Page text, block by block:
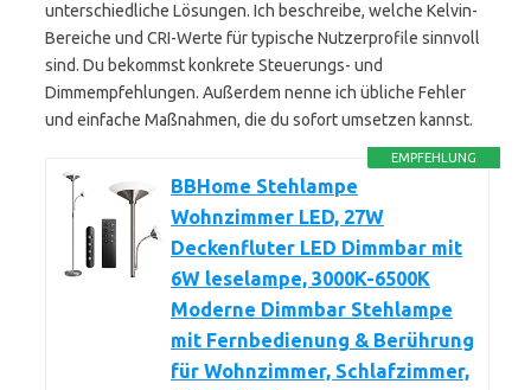
unterschiedliche Lösungen. Ich beschreibe, welche Kelvin-
Bereiche und CRI-Werte für typische Nutzerprofile sinnvoll
sind. Du bekommst konkrete Steuerungs- und
Dimmempfehlungen. Außerdem nenne ich übliche Fehler
und einfache Maßnahmen, die du sofort umsetzen kannst.
EMPFEHLUNG
BBHome Stehlampe
Wohnzimmer LED, 27W
Deckenfluter LED Dimmbar mit
6W leselampe, 3000K-6500K
Moderne Dimmbar Stehlampe
mit Fernbedienung & Berührung
für Wohnzimmer, Schlafzimmer,